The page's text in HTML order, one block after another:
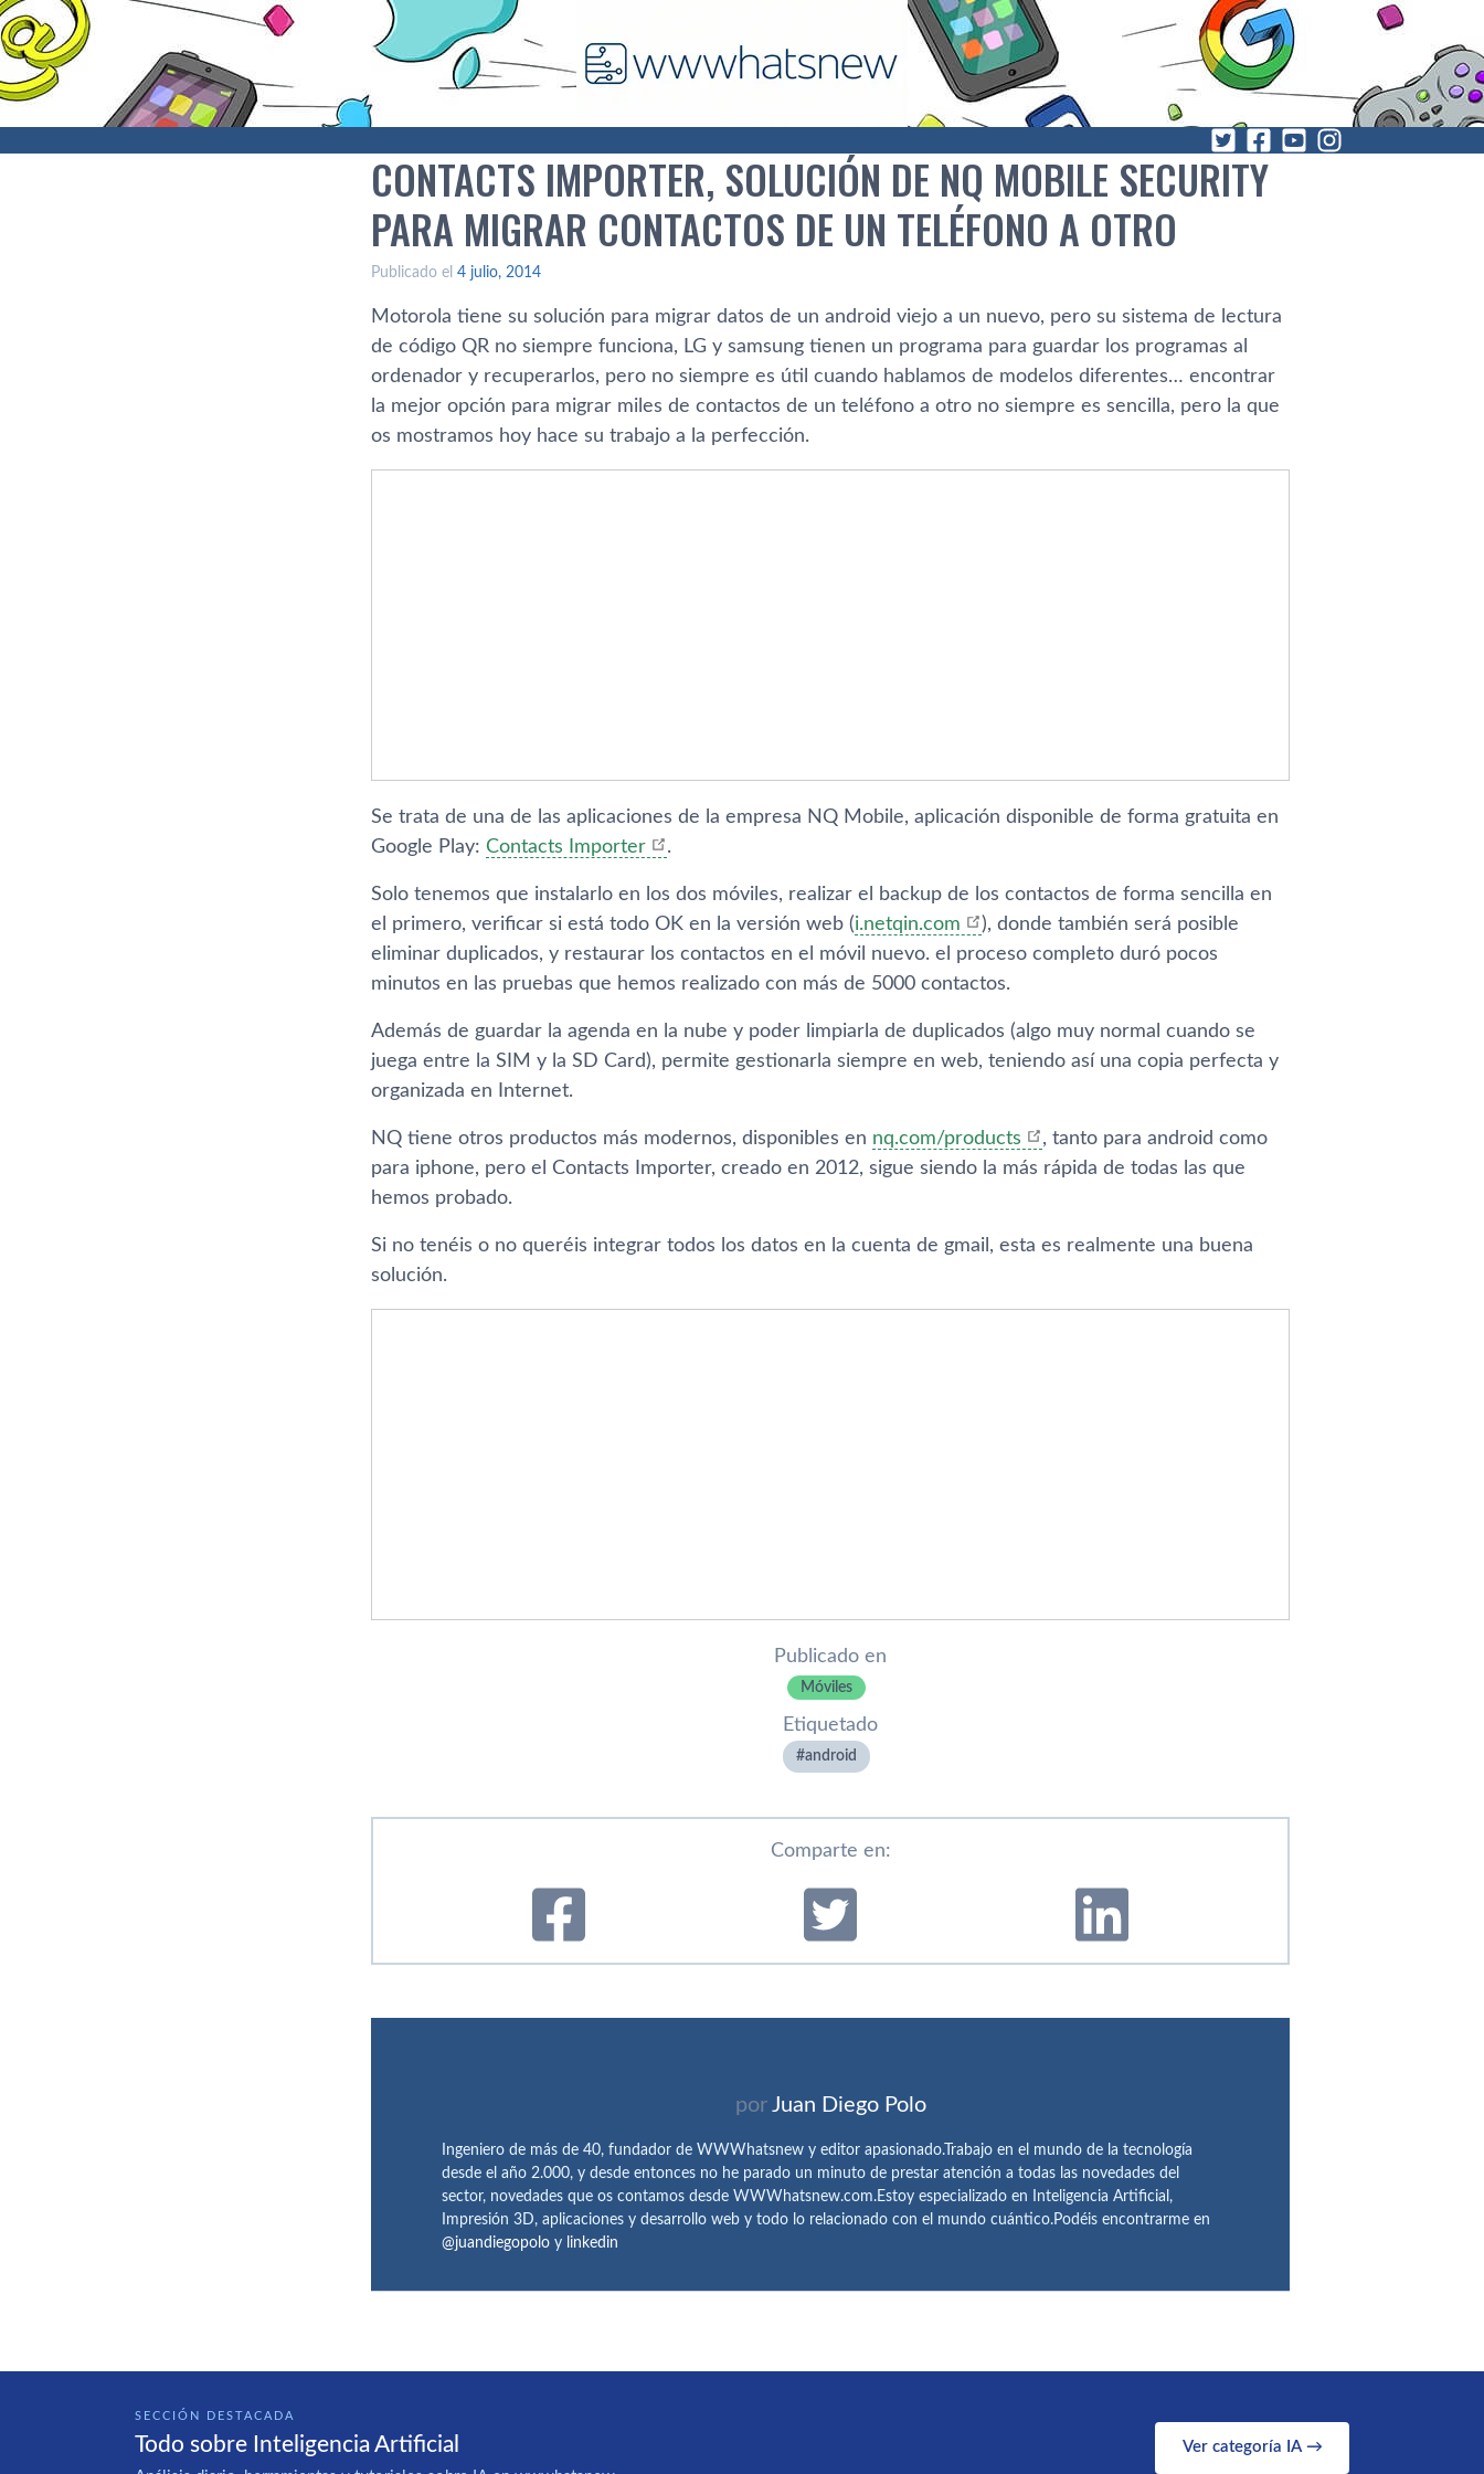
CONTACTS IMPORTER, SOLUCIÓN DE NQ MOBILE SECURITY
PARA MIGRAR CONTACTOS DE UN TELÉFONO A OTRO
Publicado el 4 julio, 2014
Motorola tiene su solución para migrar datos de un android viejo a un nuevo, pero su sistema de lectura
de código QR no siempre funciona, LG y samsung tienen un programa para guardar los programas al
ordenador y recuperarlos, pero no siempre es útil cuando hablamos de modelos diferentes… encontrar
la mejor opción para migrar miles de contactos de un teléfono a otro no siempre es sencilla, pero la que
os mostramos hoy hace su trabajo a la perfección.
Se trata de una de las aplicaciones de la empresa NQ Mobile, aplicación disponible de forma gratuita en
Google Play: Contacts Importer .
Solo tenemos que instalarlo en los dos móviles, realizar el backup de los contactos de forma sencilla en
el primero, verificar si está todo OK en la versión web (i.netqin.com
), donde también será posible
eliminar duplicados, y restaurar los contactos en el móvil nuevo. el proceso completo duró pocos
minutos en las pruebas que hemos realizado con más de 5000 contactos.
Además de guardar la agenda en la nube y poder limpiarla de duplicados (algo muy normal cuando se
juega entre la SIM y la SD Card), permite gestionarla siempre en web, teniendo así­ una copia perfecta y
organizada en Internet.
NQ tiene otros productos más modernos, disponibles en nq.com/products
, tanto para android como
para iphone, pero el Contacts Importer, creado en 2012, sigue siendo la más rápida de todas las que
hemos probado.
Si no tenéis o no queréis integrar todos los datos en la cuenta de gmail, esta es realmente una buena
solución.
Publicado en
Móviles
Etiquetado
android
Comparte en:
por Juan Diego Polo
Ingeniero de más de 40, fundador de WWWhatsnew y editor apasionado.Trabajo en el mundo de la tecnología
desde el año 2.000, y desde entonces no he parado un minuto de prestar atención a todas las novedades del
sector, novedades que os contamos desde WWWhatsnew.com.Estoy especializado en Inteligencia Artificial,
Impresión 3D, aplicaciones y desarrollo web y todo lo relacionado con el mundo cuántico.Podéis encontrarme en
@juandiegopolo y linkedin
SECCIÓN DESTACADA
Todo sobre Inteligencia Artificial Ver categoría IA →